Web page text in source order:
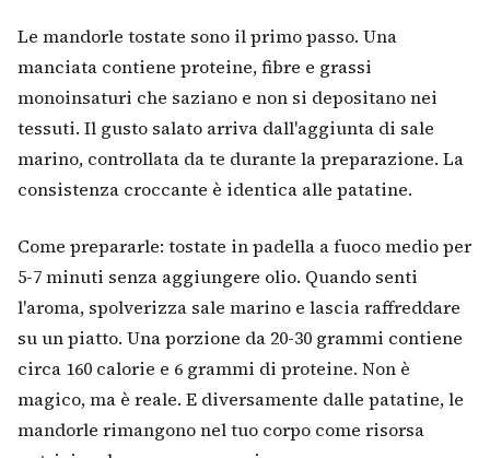
Le mandorle tostate sono il primo passo. Una
manciata contiene proteine, fibre e grassi
monoinsaturi che saziano e non si depositano nei
tessuti. Il gusto salato arriva dall'aggiunta di sale
marino, controllata da te durante la preparazione. La
consistenza croccante è identica alle patatine.
Come prepararle: tostate in padella a fuoco medio per
5-7 minuti senza aggiungere olio. Quando senti
l'aroma, spolverizza sale marino e lascia raffreddare
su un piatto. Una porzione da 20-30 grammi contiene
circa 160 calorie e 6 grammi di proteine. Non è
magico, ma è reale. E diversamente dalle patatine, le
mandorle rimangono nel tuo corpo come risorsa